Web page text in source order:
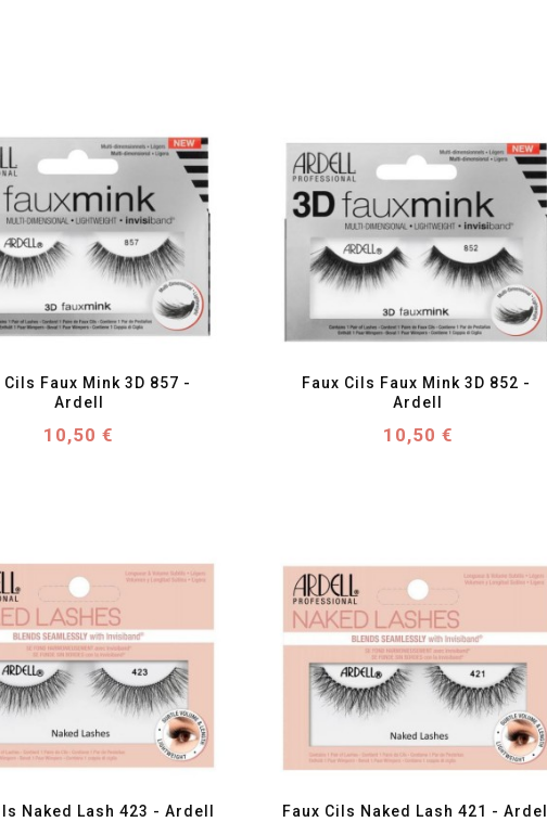
favorite_border visibility
Cils Faux Mink 3D 857 -
Ardell
Prix
10,50 €
favorite_border visibility
Faux Cils Faux Mink 3D 852 -
Ardell
Prix
10,50 €
favorite_border visibility
Naked Lash 423 - Ardell
favorite_border visibility
Faux Cils Naked Lash 421 - Ardell